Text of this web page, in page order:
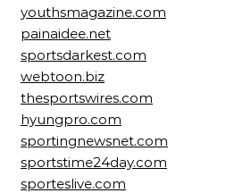
youthsmagazine.com
painaidee.net
sportsdarkest.com
webtoon.biz
thesportswires.com
hyungpro.com
sportingnewsnet.com
sportstime24day.com
sporteslive.com